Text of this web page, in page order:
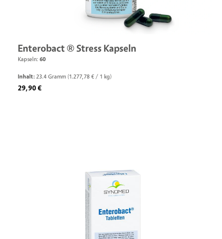
Enterobact ® Stress Kapseln
Kapseln: 60
Inhalt: 23.4 Gramm (1.277,78 € / 1 kg)
Regulärer Preis:
29,90 €